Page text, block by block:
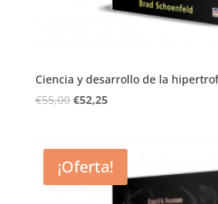
Ciencia y desarrollo de la
€55,00 €52,25
¡Oferta!